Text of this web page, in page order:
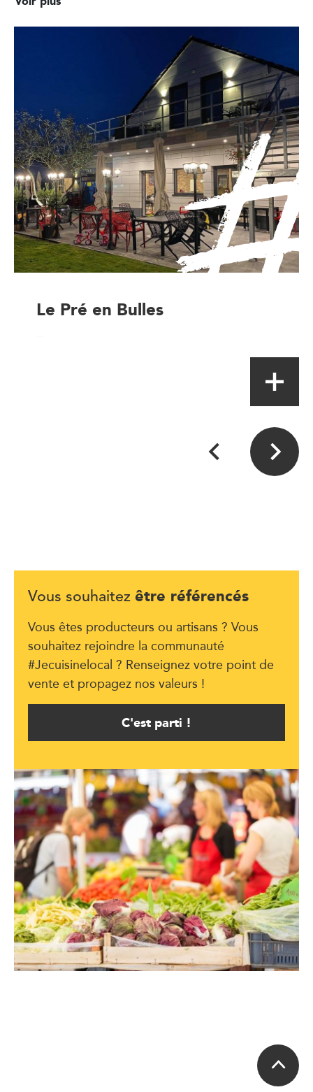
Le Pré en Bulles
Vous souhaitez être référencés
Vous êtes producteurs ou artisans ? Vous
souhaitez rejoindre la communauté
#Jecuisinelocal ? Renseignez votre point de
vente et propagez nos valeurs !
C'est parti !